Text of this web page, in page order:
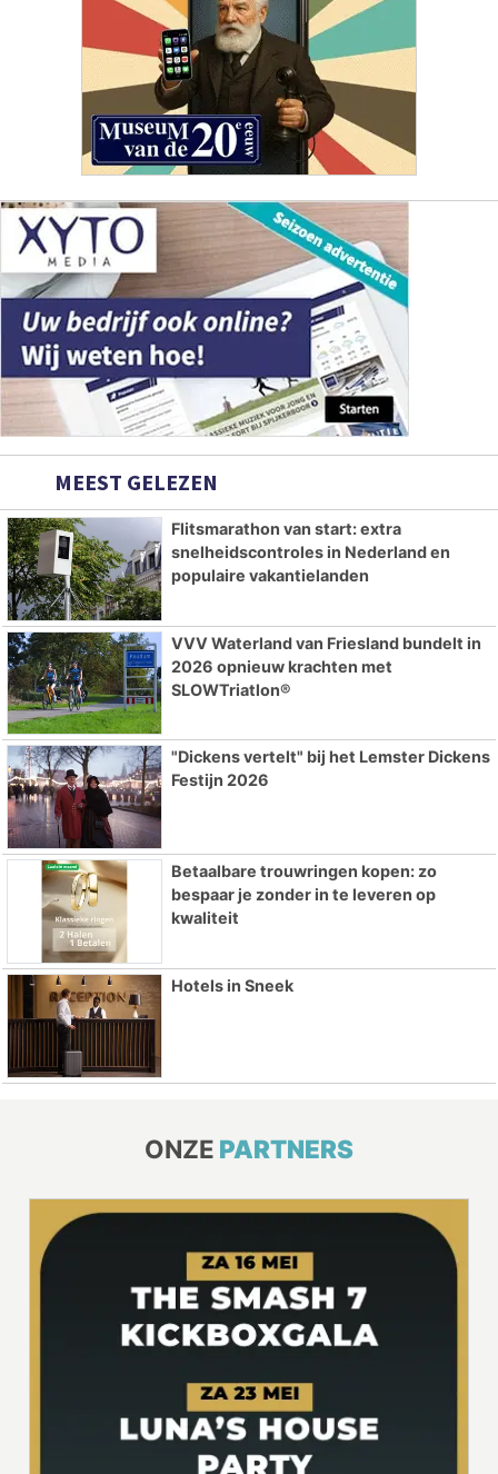
MEEST GELEZEN
Flitsmarathon van start: extra
snelheidscontroles in Nederland en
populaire vakantielanden
VVV Waterland van Friesland bundelt in
2026 opnieuw krachten met
SLOWTriatlon®
"Dickens vertelt" bij het Lemster Dickens
Festijn 2026
Betaalbare trouwringen kopen: zo
bespaar je zonder in te leveren op
kwaliteit
Hotels in Sneek
ONZE PARTNERS